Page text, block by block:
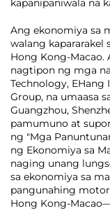
kapanipaniwala na
Ang ekonomiya sa
walang kapararakel
Hong Kong-Macao.
nagtipon ng mga
Technology, EHang
Group, na umaasa
Guangzhou,
pamumuno at
ng "Mga
ng Ekonomiya sa
naging unang
sa ekonomiya sa
pangunahing
Hong Kong-